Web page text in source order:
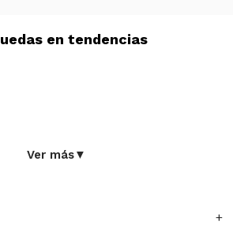
en tendencias
Ver más▼